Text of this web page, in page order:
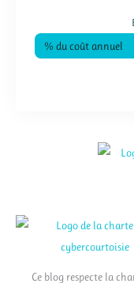
% du coût annuel
Ce blog respecte la